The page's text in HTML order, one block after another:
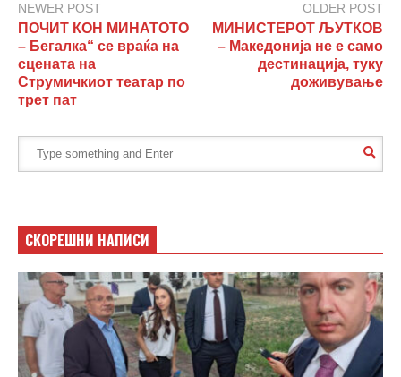
NEWER POST
ПОЧИТ КОН МИНАТОТО
– Бегалка“ се враќа на
сцената на
Струмичкиот театар по
трет пат
OLDER POST
МИНИСТЕРОТ ЉУТКОВ
– Македонија не е само
дестинација, туку
доживување
СКОРЕШНИ НАПИСИ